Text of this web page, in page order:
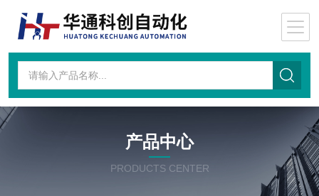
产品中心
PRODUCTS CENTER